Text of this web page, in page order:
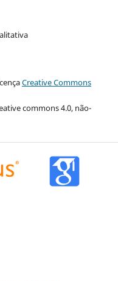
Creative Commons
commons 4.0, não-